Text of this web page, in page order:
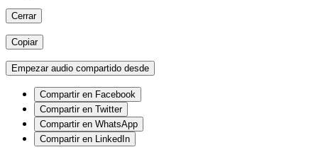
Cerrar
Copiar
Empezar audio compartido desde
Compartir en Facebook
Compartir en Twitter
Compartir en WhatsApp
Compartir en LinkedIn